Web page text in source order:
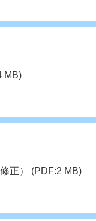
MB)
正） (PDF:2 MB)